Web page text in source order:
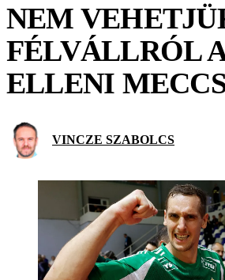
NEM
FÉLVÁLLRÓL
ELLENI
VINCZE SZABOLCS